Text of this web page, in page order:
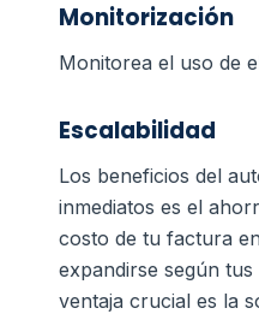
Monitorización
Monitorea el uso de
Escalabilidad
Los beneficios del
inmediatos es el
costo de tu factura
expandirse según
ventaja crucial es la